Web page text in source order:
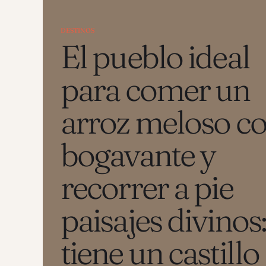
DESTINOS
El pueblo ideal
para comer un
arroz meloso
bogavante y
recorrer a pie
paisajes divinos:
tiene un castillo